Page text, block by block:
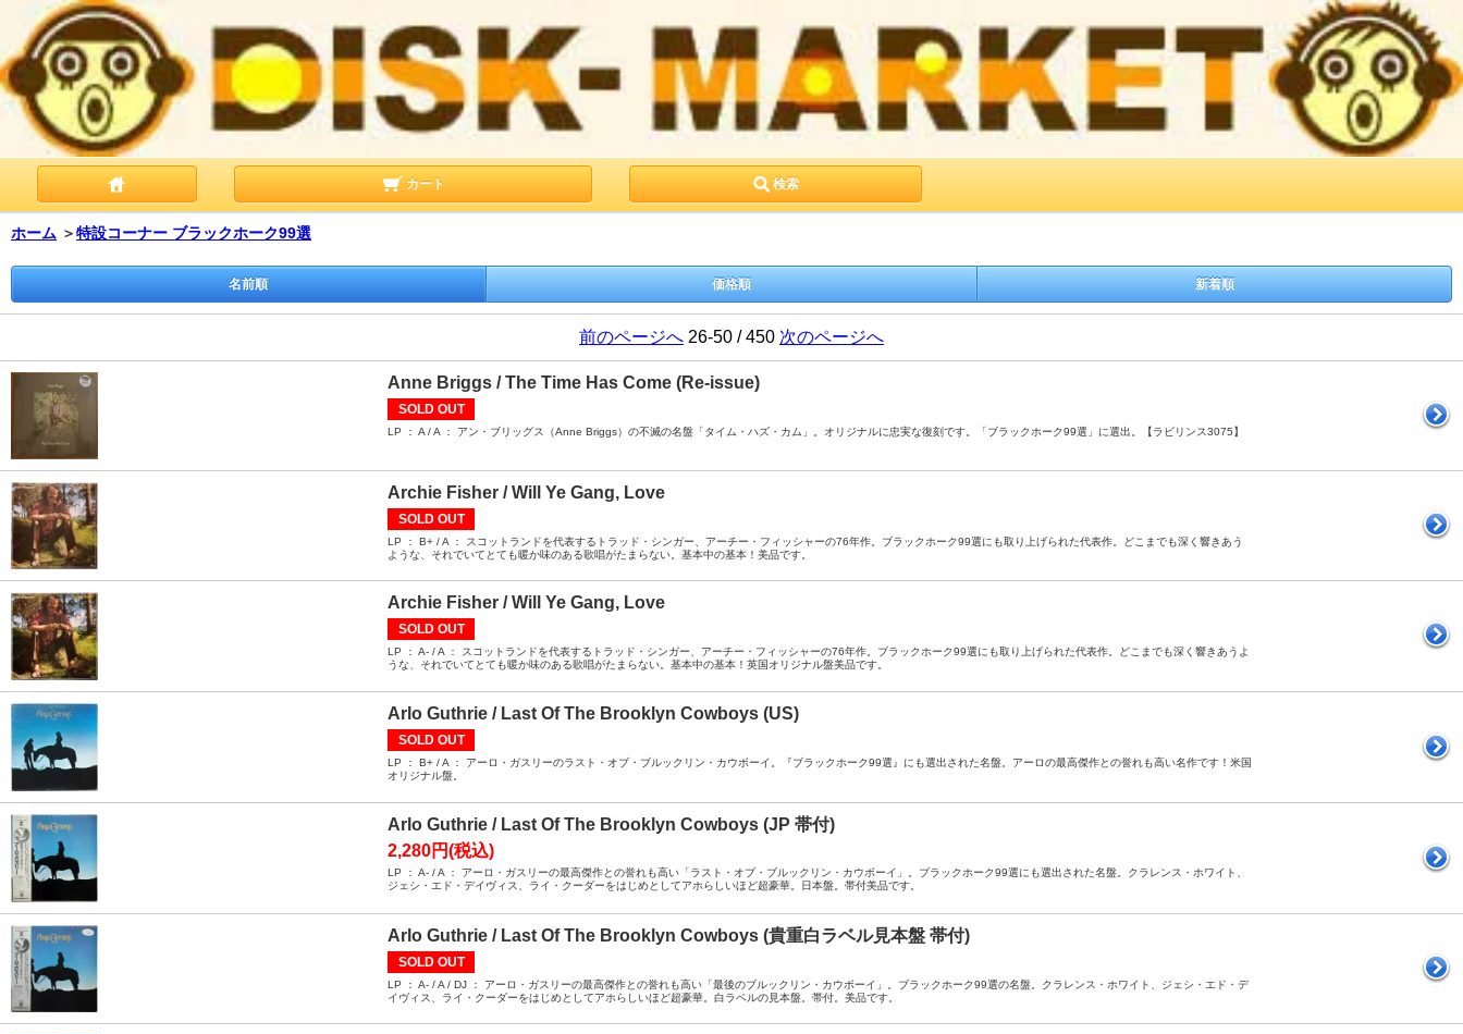
カート 検索
ホーム ＞特設コーナー ブラックホーク99選
名前順 価格順 新着順
前のページへ 26-50 / 450 次のページへ
Anne Briggs / The Time Has Come (Re-issue)
SOLD OUT
LP ： A / A ： アン・ブリッグス（Anne Briggs）の不滅の名盤「タイム・ハズ・カム」。オリジナルに忠実な復刻です。「ブラックホーク99選」に選出。【ラビリンス3075】
Archie Fisher / Will Ye Gang, Love
SOLD OUT
LP ： B+ / A ： スコットランドを代表するトラッド・シンガー、アーチー・フィッシャーの76年作。ブラックホーク99選にも取り上げられた代表作。どこまでも深く響きあう
ような、それでいてとても暖か味のある歌唱がたまらない。基本中の基本！美品です。
Archie Fisher / Will Ye Gang, Love
SOLD OUT
LP ： A- / A ： スコットランドを代表するトラッド・シンガー、アーチー・フィッシャーの76年作。ブラックホーク99選にも取り上げられた代表作。どこまでも深く響きあうよ
うな、それでいてとても暖か味のある歌唱がたまらない。基本中の基本！英国オリジナル盤美品です。
Arlo Guthrie / Last Of The Brooklyn Cowboys (US)
SOLD OUT
LP ： B+ / A ： アーロ・ガスリーのラスト・オブ・ブルックリン・カウボーイ。『ブラックホーク99選』にも選出された名盤。アーロの最高傑作との誉れも高い名作です！米国
オリジナル盤。
Arlo Guthrie / Last Of The Brooklyn Cowboys (JP 帯付)
2,280円(税込)
LP ： A- / A ： アーロ・ガスリーの最高傑作との誉れも高い「ラスト・オブ・ブルックリン・カウボーイ」。ブラックホーク99選にも選出された名盤。クラレンス・ホワイト、
ジェシ・エド・デイヴィス、ライ・クーダーをはじめとしてアホらしいほど超豪華。日本盤。帯付美品です。
Arlo Guthrie / Last Of The Brooklyn Cowboys (貴重白ラベル見本盤 帯付)
SOLD OUT
LP ： A- / A / DJ ： アーロ・ガスリーの最高傑作との誉れも高い「最後のブルックリン・カウボーイ」。ブラックホーク99選の名盤。クラレンス・ホワイト、ジェシ・エド・デ
イヴィス、ライ・クーダーをはじめとしてアホらしいほど超豪華。白ラベルの見本盤。帯付。美品です。